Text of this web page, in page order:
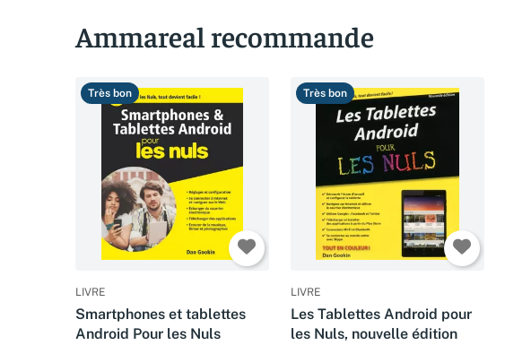
Ammareal recommande
Très bon
LIVRE
Smartphones et tablettes
Android Pour les Nuls
Très bon
LIVRE
Les Tablettes Android pour
les Nuls, nouvelle édition